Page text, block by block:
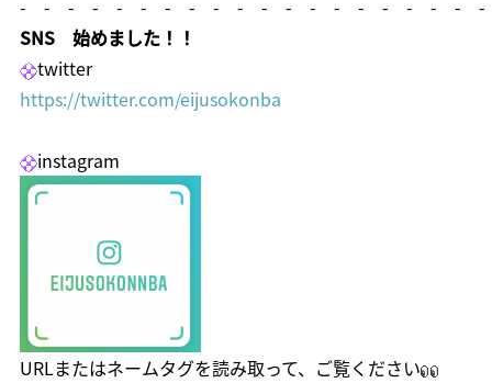
- - - - - - - - - - - - - - - - - - - -
SNS 始めました！！
twitter
https://twitter.com/eijusokonba
instagram
URLまたはネームタグを読み取って、ご覧ください